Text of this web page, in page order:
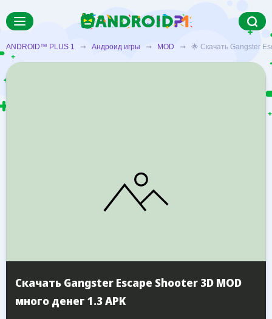
ANDROID™ PLUS 1 ➞ Андроид игры ➞ MOD ➞ 🌟 Скачать Gangster
Скачать Gangster Escape Shooter 3D MOD
много денег 1.3 APK